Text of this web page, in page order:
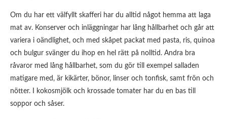
Om du har ett välfyllt skafferi har du alltid något hemma att laga
mat av. Konserver och inläggningar har lång hållbarhet och går att
variera i oändlighet, och med skåpet packat med pasta, ris, quinoa
och bulgur svänger du ihop en hel rätt på nolltid. Andra bra
råvaror med lång hållbarhet, som du gör till exempel salladen
matigare med, är kikärter, bönor, linser och tonfisk, samt frön och
nötter. I kokosmjölk och krossade tomater har du en bas till
soppor och såser.